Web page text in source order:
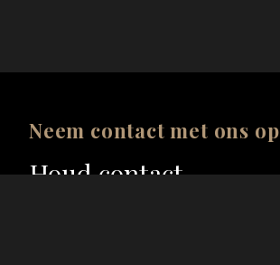
Neem contact met ons op
Houd contact